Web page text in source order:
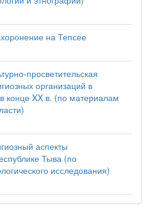
на Тепсее
просветительская
организаций в
конце XX в. (по материалам
аспекты
Тыва (по
исследования)